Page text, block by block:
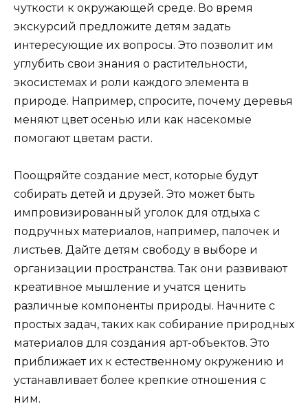
чуткости к окружающей среде. Во время
экскурсий предложите детям задать
интересующие их вопросы. Это позволит им
углубить свои знания о растительности,
экосистемах и роли каждого элемента в
природе. Например, спросите, почему деревья
меняют цвет осенью или как насекомые
помогают цветам расти.
Поощряйте создание мест, которые будут
собирать детей и друзей. Это может быть
импровизированный уголок для отдыха с
подручных материалов, например, палочек и
листьев. Дайте детям свободу в выборе и
организации пространства. Так они развивают
креативное мышление и учатся ценить
различные компоненты природы. Начните с
простых задач, таких как собирание природных
материалов для создания арт-объектов. Это
приближает их к естественному окружению и
устанавливает более крепкие отношения с
ним.